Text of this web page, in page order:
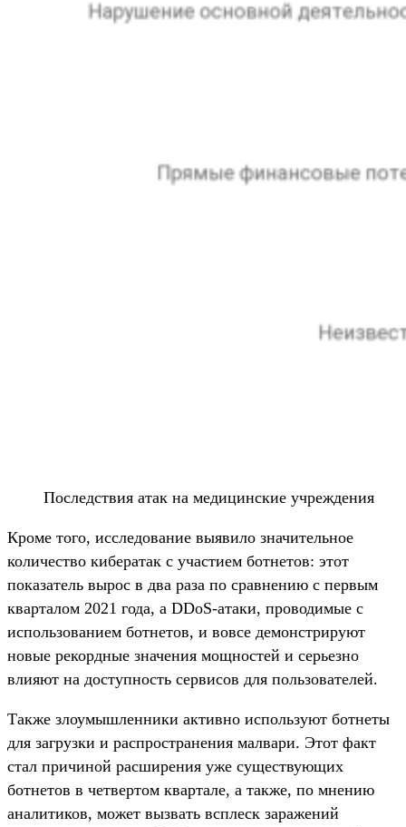
Последствия атак на медицинские учреждения
Кроме того, исследование выявило значительное
количество кибератак с участием ботнетов: этот
показатель вырос в два раза по сравнению с первым
кварталом 2021 года, а DDoS-атаки, проводимые с
использованием ботнетов, и вовсе демонстрируют
новые рекордные значения мощностей и серьезно
влияют на доступность сервисов для пользователей.
Также злоумышленники активно используют ботнеты
для загрузки и распространения малвари. Этот факт
стал причиной расширения уже существующих
ботнетов в четвертом квартале, а также, по мнению
аналитиков, может вызвать всплеск заражений